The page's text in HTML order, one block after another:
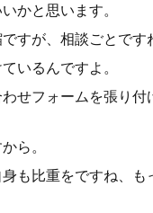
かと思います。
すが、相談ごとです
いるんですよ。
せフォームを張り付
ら。
も比重をですね、も